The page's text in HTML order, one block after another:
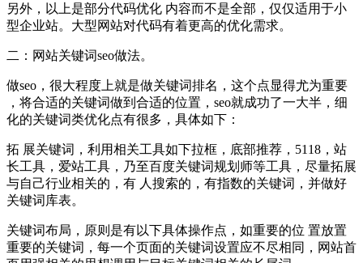
另外，以上是部分代码优化 内容而不是全部，仅仅适用于小
型企业站。大型网站对代码有着更高的优化需求。
二：网站关键词seo做法。
做seo，很大程度上就是做关键词排名，这个点显得尤为重要
，将合适的关键词做到合适的位置，seo就成功了一大半，细
化的关键词类优化点有很多，具体如下：
拓 展关键词，利用相关工具如下拉框，底部推荐，5118，站
长工具，爱站工具，乃至百度关键词规划师等工具，尽量拓展
与自己行业相关的，有 人搜索的，有指数的关键词，并做好
关键词库表。
关键词布局，原则是有以下具体操作点，如重要的位 置放置
重要的关键词，每一个页面的关键词设置应不尽相同，网站首